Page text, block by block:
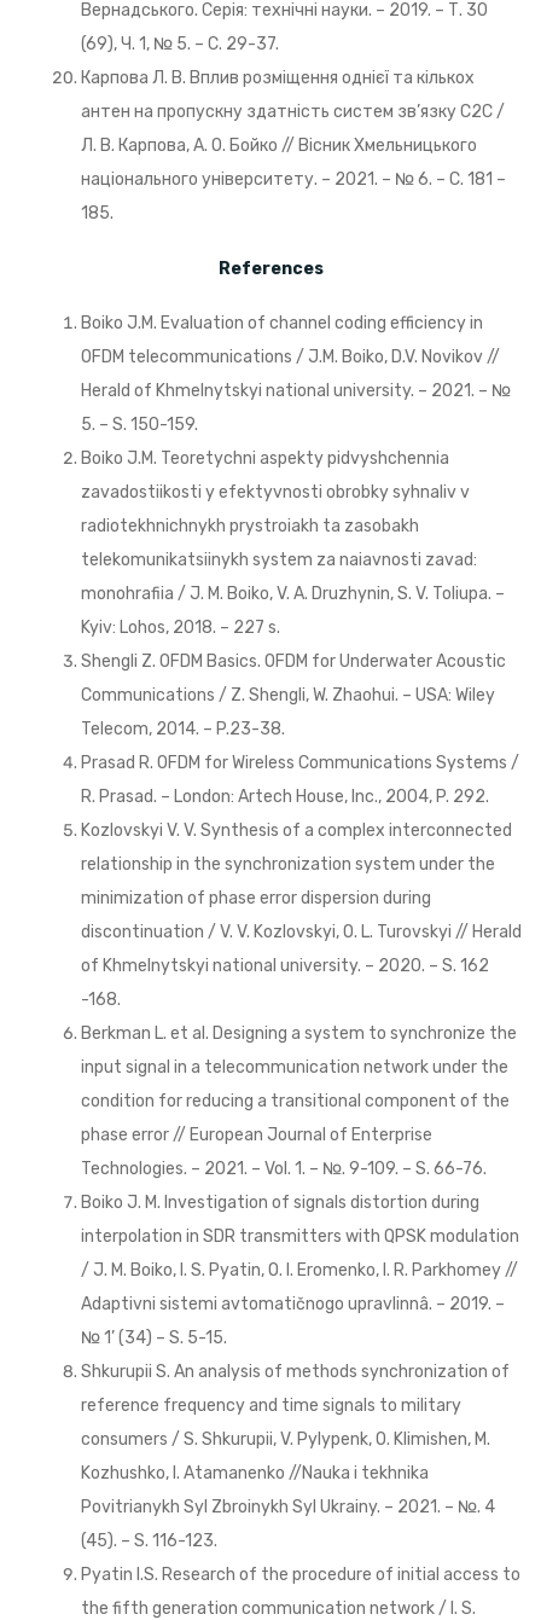
Вернадського. Серія: технічні науки. – 2019. – Т. 30
(69), Ч. 1, № 5. – C. 29-37.
Карпова Л. В. Вплив розміщення однієї та кількох
антен на пропускну здатність систем зв’язку C2C /
Л. В. Карпова, А. О. Бойко // Вісник Хмельницького
національного університету. – 2021. – № 6. – С. 181 –
185.
References
Boiko J.M. Evaluation of channel coding efficiency in
OFDM telecommunications / J.M. Boiko, D.V. Novikov //
Herald of Khmelnytskyi national university. – 2021. – №
5. – S. 150-159.
Boiko J.M. Teoretychni aspekty pidvyshchennia
zavadostiikosti y efektyvnosti obrobky syhnaliv v
radiotekhnichnykh prystroiakh ta zasobakh
telekomunikatsiinykh system za naiavnosti zavad:
monohrafiia / J. M. Boiko, V. A. Druzhynin, S. V. Toliupa. –
Kyiv: Lohos, 2018. – 227 s.
Shengli Z. OFDM Basics. OFDM for Underwater Acoustic
Communications / Z. Shengli, W. Zhaohui. – USA: Wiley
Telecom, 2014. – P.23-38.
Prasad R. OFDM for Wireless Communications Systems /
R. Prasad. – London: Artech House, Inc., 2004, P. 292.
Kozlovskyi V. V. Synthesis of a complex interconnected
relationship in the synchronization system under the
minimization of phase error dispersion during
discontinuation / V. V. Kozlovskyi, O. L. Turovskyi // Herald
of Khmelnytskyi national university. – 2020. – S. 162
-168.
Berkman L. et al. Designing a system to synchronize the
input signal in a telecommunication network under the
condition for reducing a transitional component of the
phase error // European Journal of Enterprise
Technologies. – 2021. – Vol. 1. – №. 9-109. – S. 66-76.
Boiko J. M. Investigation of signals distortion during
interpolation in SDR transmitters with QPSK modulation
/ J. M. Boiko, I. S. Pyatin, O. I. Еrоmenko, I. R. Parkhomey //
Adaptivni sistemi avtomatičnogo upravlinnâ. – 2019. –
№ 1’ (34) – S. 5-15.
Shkurupii S. An analysis of methods synchronization of
reference frequency and time signals to military
consumers / S. Shkurupii, V. Pylypenk, O. Klimishen, M.
Kozhushko, I. Atamanenko //Nauka i tekhnika
Povitrianykh Syl Zbroinykh Syl Ukrainy. – 2021. – №. 4
(45). – S. 116-123.
Pyatin I.S. Research of the procedure of initial access to
the fifth generation communication network / I. S.